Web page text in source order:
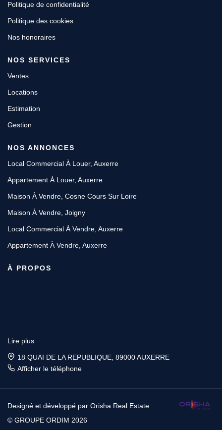
Politique de confidentialité
Politique des cookies
Nos honoraires
NOS SERVICES
Ventes
Locations
Estimation
Gestion
NOS ANNONCES
Local Commercial À Louer, Auxerre
Appartement À Louer, Auxerre
Maison À Vendre, Cosne Cours Sur Loire
Maison À Vendre, Joigny
Local Commercial À Vendre, Auxerre
Appartement À Vendre, Auxerre
À PROPOS
Lire plus
18 QUAI DE LA REPUBLIQUE, 89000 AUXERRE
Afficher le téléphone